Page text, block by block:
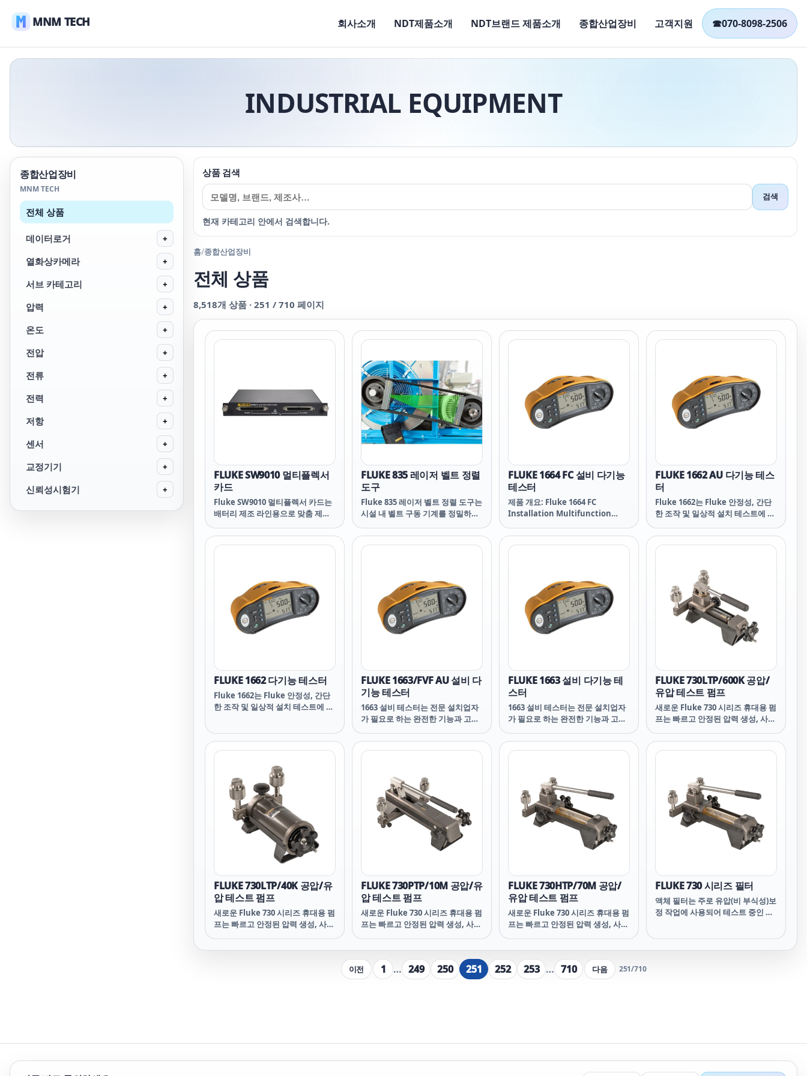
MNM TECH 회사소개 NDT제품소개 NDT브랜드 제품소개 종합산업장비 고객지원 ☎070-8098-2506
INDUSTRIAL EQUIPMENT
종합산업장비
MNM TECH
전체 상품
데이터로거 +
열화상카메라 +
서브 카테고리 +
압력 +
온도 +
전압 +
전류 +
전력 +
저항 +
센서 +
교정기기 +
신뢰성시험기 +
상품 검색
검색
현재 카테고리 안에서 검색합니다.
홈/종합산업장비
전체 상품
8,518개 상품 · 251 / 710 페이지
FLUKE SW9010 멀티플렉서
카드
Fluke SW9010 멀티플렉서 카드는
배터리 제조 라인용으로 맞춤 제작
이즈 내성은 기존 솔루션보다 훨씬
뛰어납니다.
FLUKE 835 레이저 벨트 정렬
도구
Fluke 835 레이저 벨트 정렬 도구는
시설 내 벨트 구동 기계를 정밀하게
FLUKE 1664 FC 설비 다기능
테스터
제품 개요: Fluke 1664 FC
Installation Multifunction
FLUKE 1662 AU 다기능 테스
터
Fluke 1662는 Fluke 안정성, 간단
한 조작 및 일상적 설치 테스트에 필
다.
FLUKE 1662 다기능 테스터
Fluke 1662는 Fluke 안정성, 간단
한 조작 및 일상적 설치 테스트에 필
FLUKE 1663/FVF AU 설비 다
기능 테스터
1663 설비 테스터는 전문 설치업자
가 필요로 하는 완전한 기능과 고급
우며(1.3kg 미만) 패딩 처리된 휴대
용 및 허리 스트랩이 함께 제공되어
이고 모든 수준의 작업자가 쉽게 익
힐 수 있으므로 즉시 작업에 투입하
여 모든 현지 규정에 따라 빠르고 효
율적으로 테스트할 수 있습니다.
RCD 및 루프 테스트를 위한 켜기/끄
기 전환 가능한 자동 시작 및 자체 테
스트와 같은 추가 기능은 시간을 절
FLUKE 1663 설비 다기능 테
스터
1663 설비 테스터는 전문 설치업자
가 필요로 하는 완전한 기능과 고급
우며(1.3kg 미만) 패딩 처리된 휴대
용 및 허리 스트랩이 함께 제공되어
이고 모든 수준의 작업자가 쉽게 익
힐 수 있으므로 즉시 작업에 투입하
여 모든 현지 규정에 따라 빠르고 효
율적으로 테스트할 수 있습니다.
RCD 및 루프 테스트를 위한 켜기/끄
기 전환 가능한 자동 시작 및 자체 테
스트와 같은 추가 기능은 시간을 절
FLUKE 730LTP/600K 공압/
유압 테스트 펌프
새로운 Fluke 730 시리즈 휴대용 펌
프는 빠르고 안정된 압력 생성, 사용
이 펌프는 교정 중에 안정적이고 신
뢰할 수 있는 압력을 제공 할 수 있습
누출 차단 및 힘든 펌핑 작동과 같은
압력 펌프의 일반적인 문제를 해결
할 수 있도록 합니다.
FLUKE 730LTP/40K 공압/유
압 테스트 펌프
새로운 Fluke 730 시리즈 휴대용 펌
프는 빠르고 안정된 압력 생성, 사용
FLUKE 730PTP/10M 공압/유
압 테스트 펌프
새로운 Fluke 730 시리즈 휴대용 펌
프는 빠르고 안정된 압력 생성, 사용
뢰할 수 있는 압력을 제공 할 수 있습
니다. 이러한 펌프의 고유한 설계는
누출 차단 및 힘든 펌핑 작동과 같은
FLUKE 730HTP/70M 공압/
유압 테스트 펌프
새로운 Fluke 730 시리즈 휴대용 펌
프는 빠르고 안정된 압력 생성, 사용
뢰할 수 있는 압력을 제공 할 수 있습
니다. 이러한 펌프의 고유한 설계는
누출 차단 및 힘든 펌핑 작동과 같은
FLUKE 730 시리즈 필터
액체 필터는 주로 유압(비 부식성)보
정 작업에 사용되어 테스트 중인 장
이전 1 … 249 250 251 252 253 … 710 다음 251/710